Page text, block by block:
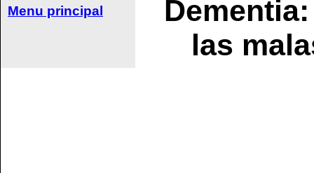
Menu principal
las